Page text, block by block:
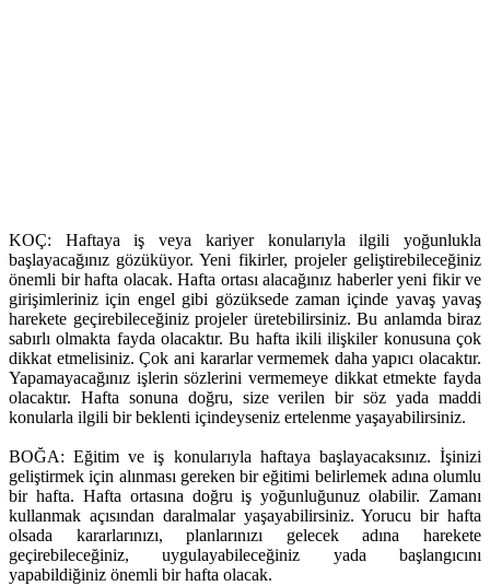
KOÇ: Haftaya iş veya kariyer konularıyla ilgili yoğunlukla
başlayacağınız gözüküyor. Yeni fikirler, projeler geliştirebileceğiniz
önemli bir hafta olacak. Hafta ortası alacağınız haberler yeni fikir ve
girişimleriniz için engel gibi gözüksede zaman içinde yavaş yavaş
harekete geçirebileceğiniz projeler üretebilirsiniz. Bu anlamda biraz
sabırlı olmakta fayda olacaktır. Bu hafta ikili ilişkiler konusuna çok
dikkat etmelisiniz. Çok ani kararlar vermemek daha yapıcı olacaktır.
Yapamayacağınız işlerin sözlerini vermemeye dikkat etmekte fayda
olacaktır. Hafta sonuna doğru, size verilen bir söz yada maddi
konularla ilgili bir beklenti içindeyseniz ertelenme yaşayabilirsiniz.
BOĞA: Eğitim ve iş konularıyla haftaya başlayacaksınız. İşinizi
geliştirmek için alınması gereken bir eğitimi belirlemek adına olumlu
bir hafta. Hafta ortasına doğru iş yoğunluğunuz olabilir. Zamanı
kullanmak açısından daralmalar yaşayabilirsiniz. Yorucu bir hafta
olsada kararlarınızı, planlarınızı gelecek adına harekete
geçirebileceğiniz, uygulayabileceğiniz yada başlangıcını
yapabildiğiniz önemli bir hafta olacak.